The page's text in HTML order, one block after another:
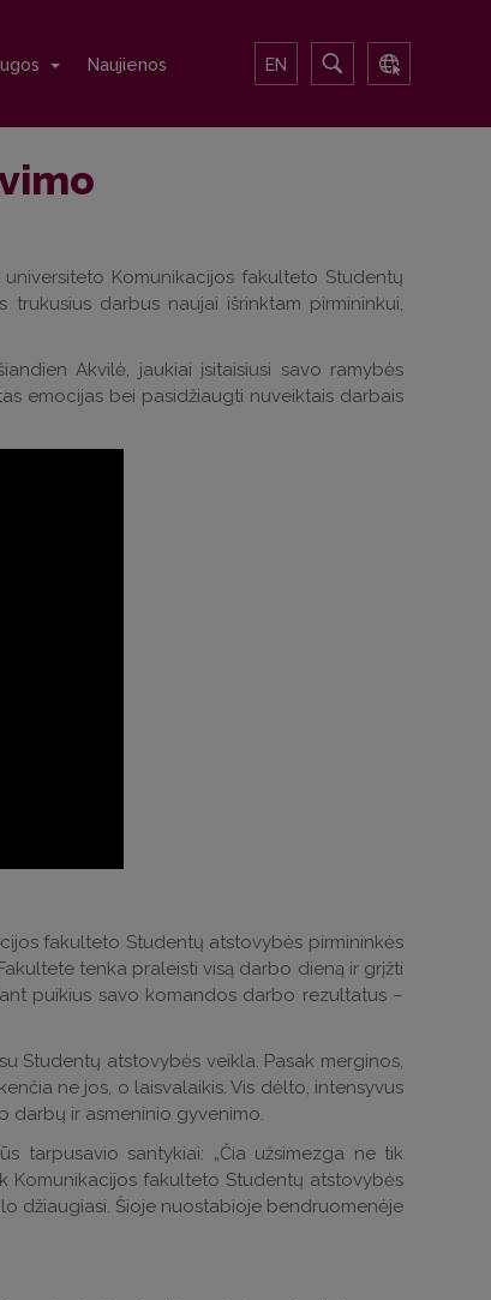
Naujienos EN
Komunikacijos fakulteto Studentų
darbus naujai išrinktam pirmininkui,
Akvilė, jaukiai įsitaisiusi savo ramybės
emocijas bei pasidžiaugti nuveiktais darbais
fakulteto Studentų atstovybės pirmininkės
tenka praleisti visą darbo dieną ir grįžti
puikius savo komandos darbo rezultatus –
Studentų atstovybės veikla. Pasak merginos,
ne jos, o laisvalaikis. Vis dėlto, intensyvus
darbų ir asmeninio gyvenimo.
tarpusavio santykiai: „Čia užsimezga ne tik
Komunikacijos fakulteto Studentų atstovybės
džiaugiasi. Šioje nuostabioje bendruomenėje